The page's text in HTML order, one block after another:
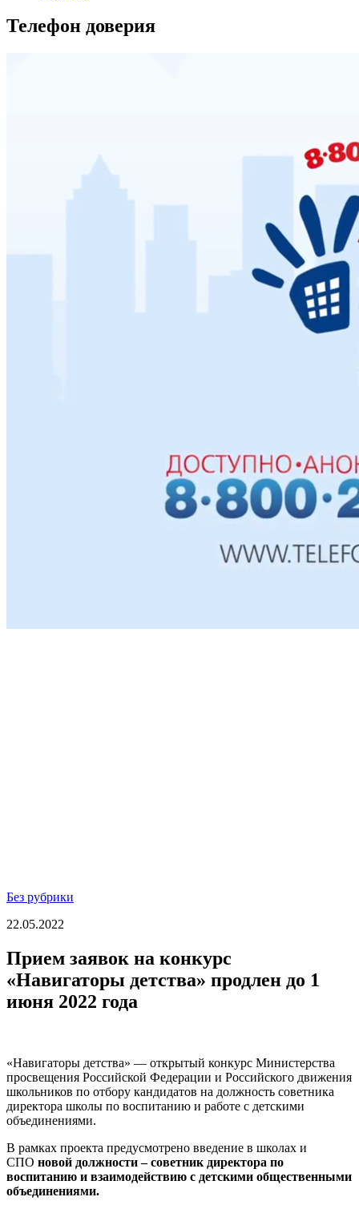
Телефон доверия
Без рубрики
22.05.2022
Прием заявок на конкурс
«Навигаторы детства» продлен до 1
июня 2022 года
«Навигаторы детства» — открытый конкурс Министерства
просвещения Российской Федерации и Российского движения
школьников по отбору кандидатов на должность советника
директора школы по воспитанию и работе с детскими
объединениями.
В рамках проекта предусмотрено введение в школах и
СПО новой должности – советник директора по
воспитанию и взаимодействию с детскими общественными
объединениями.